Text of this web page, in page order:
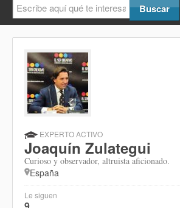
EXPERTO ACTIVO
Joaquín Zulategui
Curioso y observador, altruista aficionado.
España
Le siguen